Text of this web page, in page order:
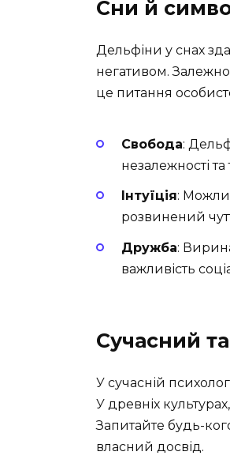
Сни й
Дельфіни у снах
негативом.
це питання
Свобода:
незалежності
Інтуїція:
розвинений
Дружба:
важливість
Сучасний
У сучасній
У древніх
Запитайте будь-
власний досвід.